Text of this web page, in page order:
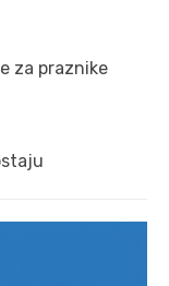
za praznike